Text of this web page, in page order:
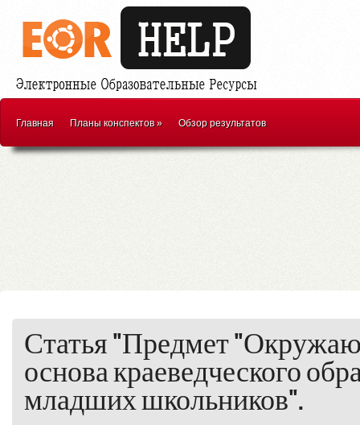
Главная Планы конспектов» Обзор результатов
Статья "Предмет
основа краеведческого
младших школьников".